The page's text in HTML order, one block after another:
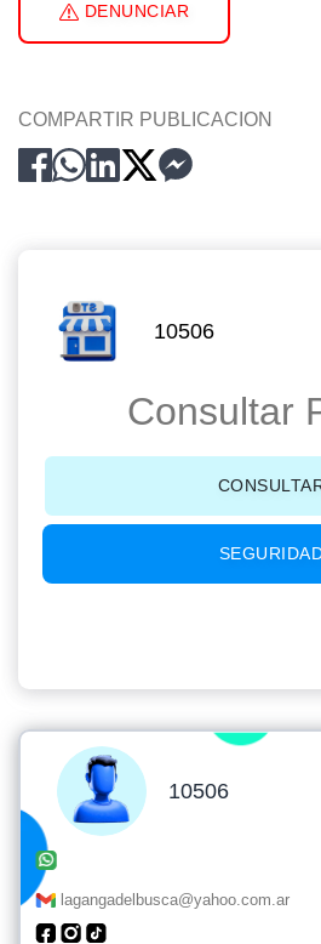
DENUNCIAR
COMPARTIR PUBLICACION
10506
Consultar
10506
lagangadelbusca@yahoo.com.ar